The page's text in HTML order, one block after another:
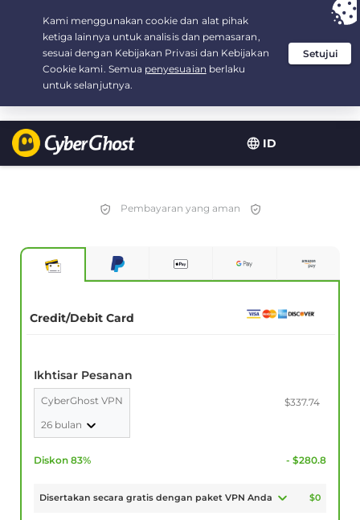
ID
Your choice: The Best Dealfor 2.1666666666667-years at $
/month
Pembayaran yang aman
Credit/Debit Card
Ikhtisar Pesanan
CyberGhost VPN
26 bulan
$337.74
Diskon 83% - $280.8
Disertakan secara gratis dengan paket VPN Anda $0